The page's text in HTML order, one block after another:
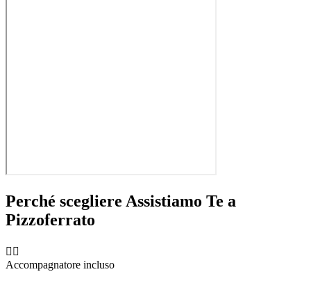
Perché scegliere Assistiamo Te a
Pizzoferrato
🧑‍⚕️
Accompagnatore incluso